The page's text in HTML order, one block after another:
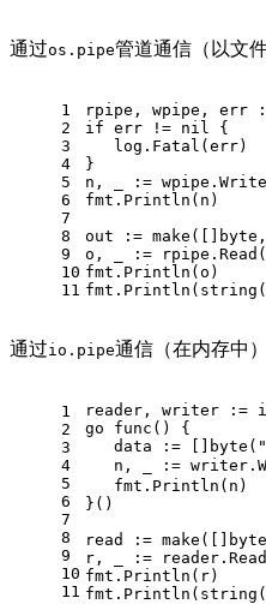
通过os.pipe管道通信（以文件
1
2
3
4
5
6
7
8
9
10
11
rpipe, wpipe, err
if err != nil
{
   log.Fatal(err)
}
n, _ :=
fmt.Println(n)
out := make ([] byte
o, _ :=
fmt.Println(o)
fmt.Println( string
通过io.pipe通信（在内存中）
1
2
3
4
5
6
7
8
9
10
11
reader, writer :=
go
func ()
{
   data := []
byte (
n, _ :=
   fmt.Println(n)
}()
read := make ([] byte
r, _ :=
fmt.Println(r)
fmt.Println( string